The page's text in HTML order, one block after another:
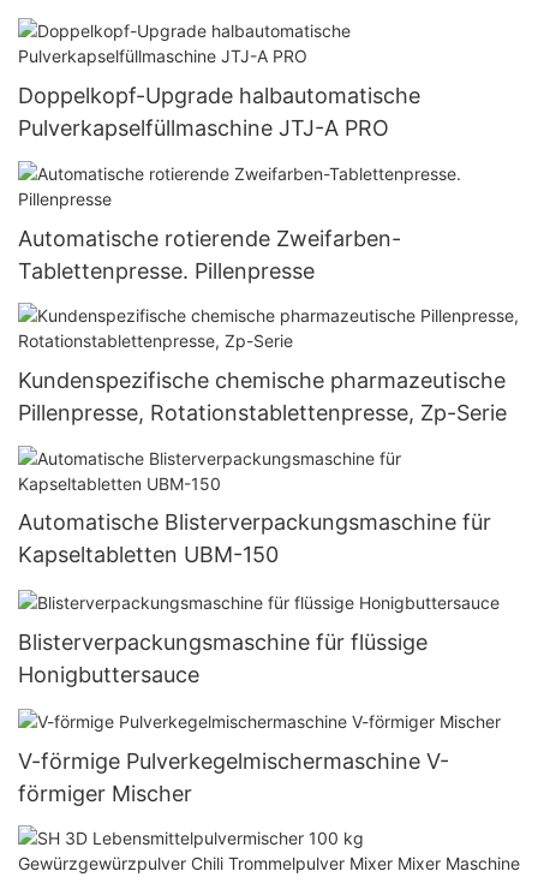
Kapselfüllmaschinen
Doppelkopf-Upgrade halbautomatische
Pulverkapselfüllmaschine JTJ-A PRO
Automatische rotierende Zweifarben-
Tablettenpresse. Pillenpresse
Kundenspezifische chemische pharmazeutische
Pillenpresse, Rotationstablettenpresse, Zp-Serie
Automatische Blisterverpackungsmaschine für
Kapseltabletten UBM-150
Blisterverpackungsmaschine für flüssige
Honigbuttersauce
V-förmige Pulverkegelmischermaschine V-
förmiger Mischer